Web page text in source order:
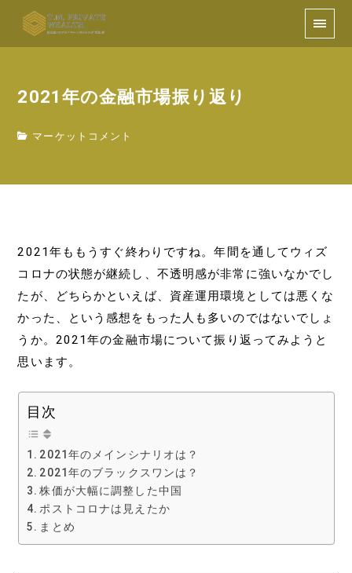
2021年の金融市場振り返り
マーケットコメント
2021年ももうすぐ終わりですね。年間を通してウィズ
コロナの状態が継続し、不透明感が非常に強いなかでし
たが、どちらかといえば、資産運用環境としては悪くな
かった、という感想をもった人も多いのではないでしょ
うか。2021年の金融市場について振り返ってみようと
思います。
目次
2021年のメインシナリオは？
2021年のブラックスワンは？
株価が大幅に調整した中国
ポストコロナは見えたか
まとめ